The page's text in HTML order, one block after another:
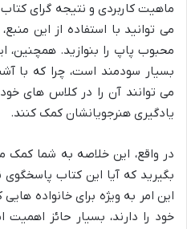
ماهیت کاربردی و نتیجه گرای
می توانید با استفاده از این
محبوب پاپ را بنوازید. همچنین،
بسیار سودمند است، چرا که با
می توانند آن را در کلاس های
یادگیری هنرجویانشان کمک کنند.
در واقع، این خلاصه به شما کمک
بگیرید که آیا این کتاب
این امر به ویژه برای خانواده
خود را دارند، بسیار حائز